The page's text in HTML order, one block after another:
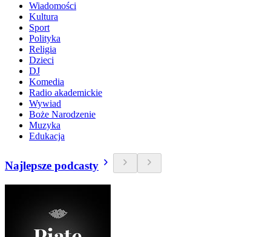
Wiadomości
Kultura
Sport
Polityka
Religia
Dzieci
DJ
Komedia
Radio akademickie
Wywiad
Boże Narodzenie
Muzyka
Edukacja
Najlepsze podcasty